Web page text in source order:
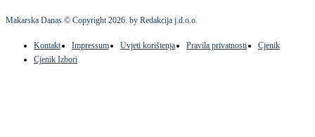
Makarska Danas © Copyright2026. by Redakcija j.d.o.o.
Kontakt Impressum Uvjeti korištenja Pravila privatnosti
Cjenik
Cjenik Izbori